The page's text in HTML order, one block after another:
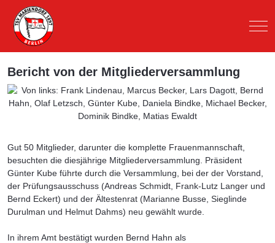
Bericht von der Mitgliederversammlung
Gut 50 Mitglieder, darunter die komplette Frauenmannschaft,
besuchten die diesjährige Mitgliederversammlung. Präsident
Günter Kube führte durch die Versammlung, bei der der Vorstand,
der Prüfungsausschuss (Andreas Schmidt, Frank-Lutz Langer und
Bernd Eckert) und der Ältestenrat (Marianne Busse, Sieglinde
Durulman und Helmut Dahms) neu gewählt wurde.
In ihrem Amt bestätigt wurden Bernd Hahn als